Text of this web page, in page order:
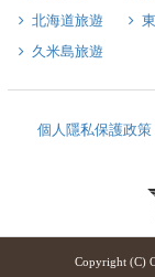
北海道旅遊
久米島旅遊
個人隱私保護政策
Copyright (C)